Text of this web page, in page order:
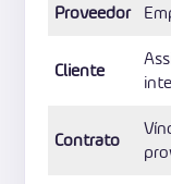
Proveedor
Cliente
Contrato